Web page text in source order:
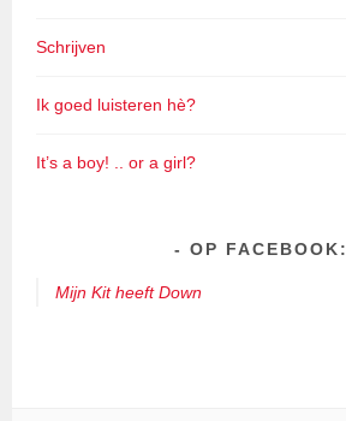
Schrijven
Ik goed luisteren hè?
It’s a boy! .. or a girl?
OP FACEBOOK:
Mijn Kit heeft Down